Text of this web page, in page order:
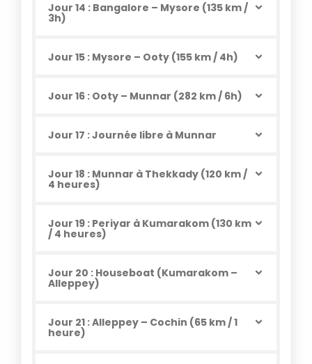
Jour 14 : Bangalore – Mysore (135 km /
3h)
Jour 15 : Mysore – Ooty (155 km / 4h)
Jour 16 : Ooty – Munnar (282 km / 6h)
Jour 17 : Journée libre à Munnar
Jour 18 : Munnar à Thekkady (120 km /
4 heures)
Jour 19 : Periyar à Kumarakom (130 km
/ 4 heures)
Jour 20 : Houseboat (Kumarakom –
Alleppey)
Jour 21 : Alleppey – Cochin (65 km / 1
heure)